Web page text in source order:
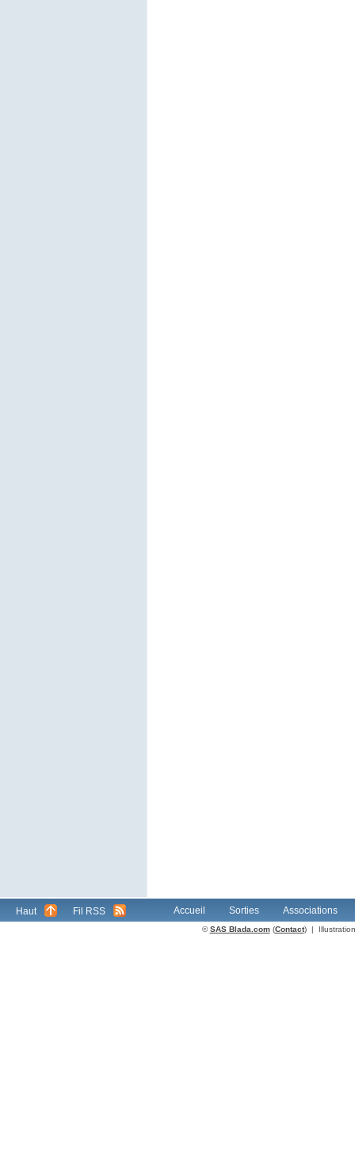
Haut Fil RSS Accueil Sorties Associations
©SAS Blada.com(Contact) |